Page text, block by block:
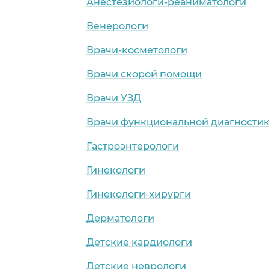
Венерологи
Врачи-косметологи
Врачи скорой помощи
Врачи УЗД
Врачи функциональной
Гастроэнтерологи
Гинекологи
Гинекологи-хирурги
Дерматологи
Детские кардиологи
Детские неврологи